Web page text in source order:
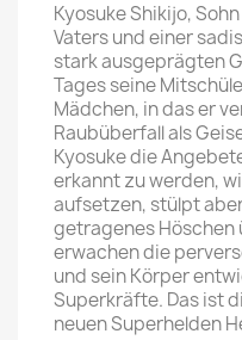
Kyosuke Shikijo,
Vaters und einer
stark ausgeprägten
Tages seine
Mädchen, in das er
Raubüberfall als
Kyosuke die
erkannt zu werden,
aufsetzen, stülpt
getragenes Höschen
erwachen die
und sein Körper
Superkräfte. Das ist
neuen Superhelden